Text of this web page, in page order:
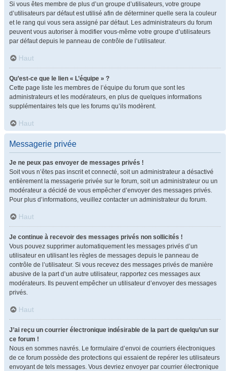
Si vous êtes membre de plus d’un groupe d’utilisateurs, votre groupe
d’utilisateurs par défaut est utilisé afin de déterminer quelle sera la couleur
et le rang qui vous sera assigné par défaut. Les administrateurs du forum
peuvent vous autoriser à modifier vous-même votre groupe d’utilisateurs
par défaut depuis le panneau de contrôle de l’utilisateur.
Haut
Qu’est-ce que le lien « L’équipe » ?
Cette page liste les membres de l’équipe du forum que sont les
administrateurs et les modérateurs, en plus de quelques informations
supplémentaires tels que les forums qu’ils modèrent.
Haut
Messagerie privée
Je ne peux pas envoyer de messages privés !
Soit vous n’êtes pas inscrit et connecté, soit un administrateur a désactivé
entièrement la messagerie privée sur le forum, soit un administrateur ou un
modérateur a décidé de vous empêcher d’envoyer des messages privés.
Pour plus d’informations, veuillez contacter un administrateur du forum.
Haut
Je continue à recevoir des messages privés non sollicités !
Vous pouvez supprimer automatiquement les messages privés d’un
utilisateur en utilisant les règles de messages depuis le panneau de
contrôle de l’utilisateur. Si vous recevez des messages privés de manière
abusive de la part d’un autre utilisateur, rapportez ces messages aux
modérateurs. Ils peuvent empêcher un utilisateur d’envoyer des messages
privés.
Haut
J’ai reçu un courrier électronique indésirable de la part de quelqu’un sur
ce forum !
Nous en sommes navrés. Le formulaire d’envoi de courriers électroniques
de ce forum possède des protections qui essaient de repérer les utilisateurs
envoyant de tels messages. Vous devriez envoyer par courrier électronique